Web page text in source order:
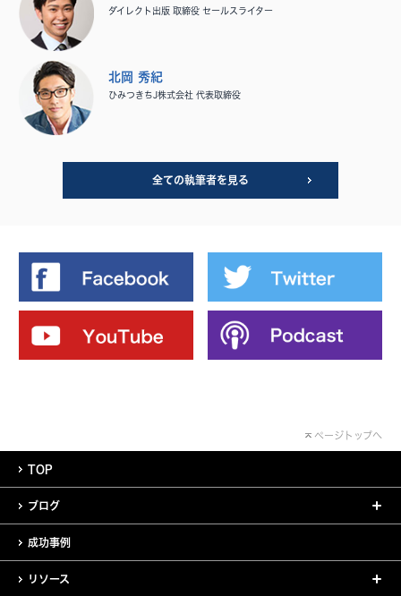
ダイレクト出版 取締役 セールスライター
北岡 秀紀
ひみつきちJ株式会社 代表取締役
全ての執筆者を見る
ページトップへ
TOP
ブログ
成功事例
リソース